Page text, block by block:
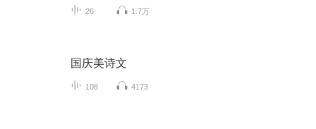
26 1.7万
国庆美诗文
108 4173